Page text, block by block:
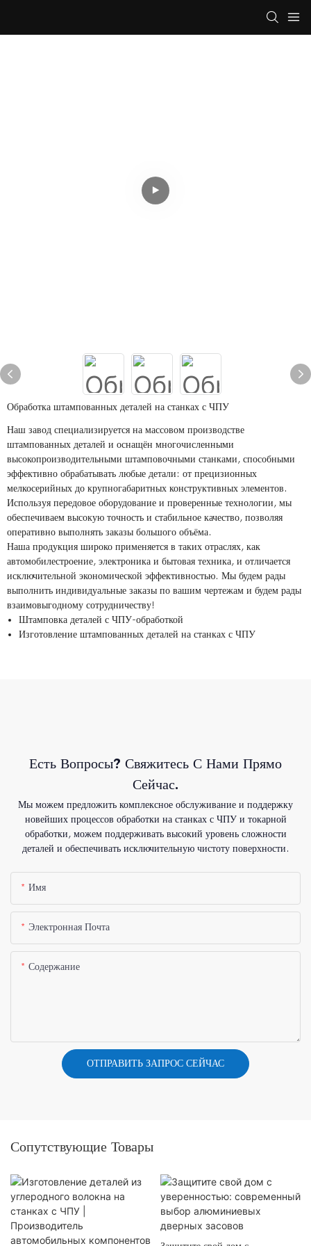
Обработка штампованных деталей на станках с ЧПУ
Наш завод специализируется на массовом производстве
штампованных деталей и оснащён многочисленными
высокопроизводительными штамповочными станками, способными
эффективно обрабатывать любые детали: от прецизионных
мелкосерийных до крупногабаритных конструктивных элементов.
Используя передовое оборудование и проверенные технологии, мы
обеспечиваем высокую точность и стабильное качество, позволяя
оперативно выполнять заказы большого объёма.
Наша продукция широко применяется в таких отраслях, как
автомобилестроение, электроника и бытовая техника, и отличается
исключительной экономической эффективностью. Мы будем рады
выполнить индивидуальные заказы по вашим чертежам и будем рады
взаимовыгодному сотрудничеству!
Штамповка деталей с ЧПУ-обработкой
Изготовление штампованных деталей на станках с ЧПУ
Есть Вопросы? Свяжитесь С Нами Прямо
Сейчас.
Мы можем предложить комплексное обслуживание и поддержку
новейших процессов обработки на станках с ЧПУ и токарной
обработки, можем поддерживать высокий уровень сложности
деталей и обеспечивать исключительную чистоту поверхности.
Имя
Электронная Почта
Содержание
ОТПРАВИТЬ ЗАПРОС СЕЙЧАС
Сопутствующие Товары